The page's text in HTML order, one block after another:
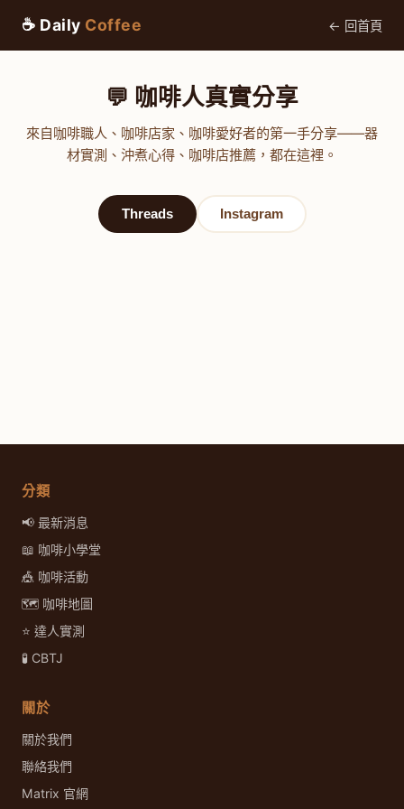
☕ Daily Coffee ← 回首頁
💬 咖啡人真實分享
來自咖啡職人、咖啡店家、咖啡愛好者的第一手分享——器
材實測、沖煮心得、咖啡店推薦，都在這裡。
Threads Instagram
分類
📢 最新消息
📖 咖啡小學堂
🎪 咖啡活動
🗺️ 咖啡地圖
⭐ 達人實測
🧪 CBTJ
關於
關於我們
聯絡我們
Matrix 官網